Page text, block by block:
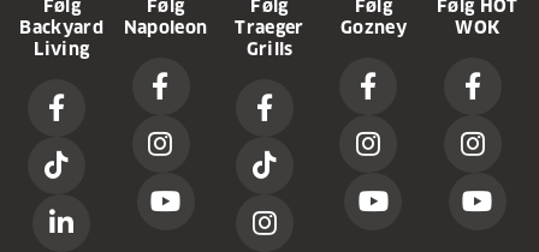
Følg
Backyard
Living
Følg
Napoleon
Følg
Traeger
Grills
Følg
Gozney
Følg HOT
WOK